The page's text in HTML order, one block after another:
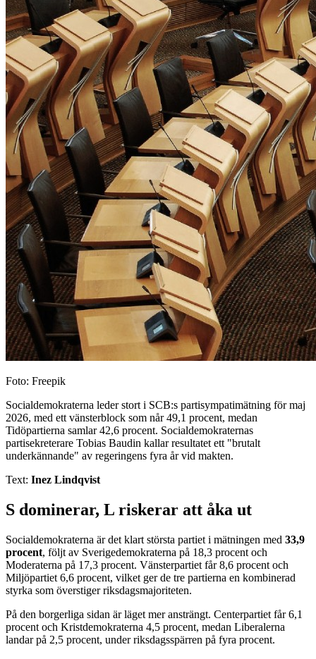
Foto: Freepik
Socialdemokraterna leder stort i SCB:s partisympatimätning för maj
2026, med ett vänsterblock som når 49,1 procent, medan
Tidöpartierna samlar 42,6 procent. Socialdemokraternas
partisekreterare Tobias Baudin kallar resultatet ett "brutalt
underkännande" av regeringens fyra år vid makten.
Text: Inez Lindqvist
S dominerar, L riskerar att åka ut
Socialdemokraterna är det klart största partiet i mätningen med 33,9
procent, följt av Sverigedemokraterna på 18,3 procent och
Moderaterna på 17,3 procent. Vänsterpartiet får 8,6 procent och
Miljöpartiet 6,6 procent, vilket ger de tre partierna en kombinerad
styrka som överstiger riksdagsmajoriteten.
På den borgerliga sidan är läget mer ansträngt. Centerpartiet får 6,1
procent och Kristdemokraterna 4,5 procent, medan Liberalerna
landar på 2,5 procent, under riksdagsspärren på fyra procent.